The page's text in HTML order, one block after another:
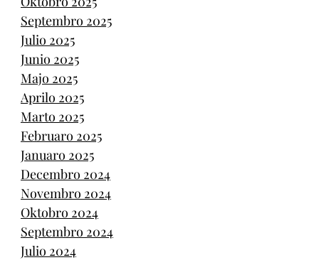
Septembro 2025
Julio 2025
Junio 2025
Majo 2025
Aprilo 2025
Marto 2025
Februaro 2025
Januaro 2025
Decembro 2024
Novembro 2024
Oktobro 2024
Septembro 2024
Julio 2024